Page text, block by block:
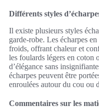
Différents styles
Il existe plusieurs styles
garde-robe. Les écharpes
froids, offrant chaleur et
les foulards légers en coton
d’élégance sans
écharpes peuvent être
enroulées autour du cou ou
Commentaires sur les